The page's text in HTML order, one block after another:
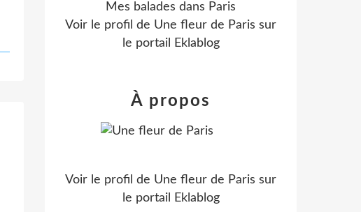
Mes balades dans Paris
Voir le profil de Une fleur de Paris sur
le portail Eklablog
À propos
Voir le profil de Une fleur de Paris sur
le portail Eklablog